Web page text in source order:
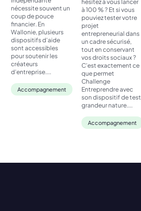
nécessite souvent un
coup de pouce
financier. En
Wallonie, plusieurs
dispositifs d’aide
sont accessibles
pour soutenir les
créateurs
d’entreprise....
Accompagnement
à 100 % ? Et si vous
pouviez tester votre
projet
entrepreneurial dans
un cadre sécurisé,
tout en conservant
vos droits sociaux ?
C’est exactement ce
que permet
Challenge
Entreprendre avec
son dispositif de test
grandeur nature....
Accompagnement